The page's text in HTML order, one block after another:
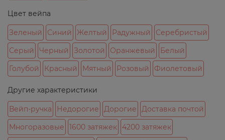
Цвет вейпа
Зеленый Синий Желтый Радужный
Серебристый
Серый
Черный Золотой Оранжевый
Белый
Голубой
Красный Мятный Розовый Фиолетовый
Другие характеристики
Вейп-ручка Недорогие Дорогие
Доставка почтой
Многоразовые
1600 затяжек 4200 затяжек